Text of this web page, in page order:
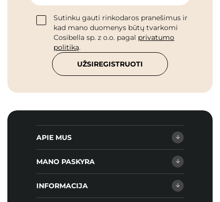
Sutinku gauti rinkodaros pranešimus ir
kad mano duomenys būtų tvarkomi
Cosibella sp. z o.o. pagal privatumo
politiką.
UŽSIREGISTRUOTI
APIE MUS
MANO PASKYRA
INFORMACIJA